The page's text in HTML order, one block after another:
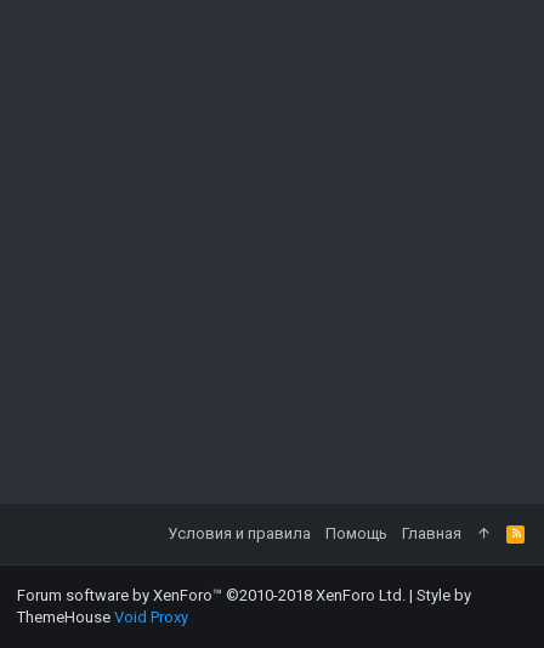
Условия и правила Помощь Главная
Forum software by XenForo™ ©2010-2018 XenForo Ltd. | Style by
ThemeHouse Void Proxy